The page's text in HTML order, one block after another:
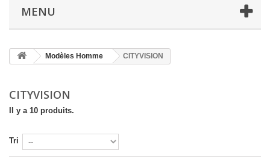
MENU
Modèles Homme CITYVISION
CITYVISION
Il y a 10 produits.
Tri